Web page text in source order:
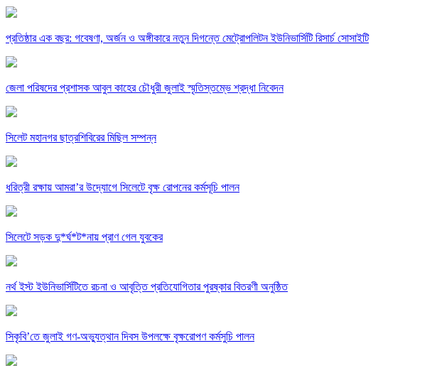
প্রতিষ্ঠার এক বছর: গবেষণা, অর্জন ও অঙ্গীকারে নতুন দিগন্তে মেট্রোপলিটন ইউনিভার্সিটি রিসার্চ সোসাইটি
জেলা পরিষদের প্রশাসক আবুল কাহের চৌধুরী জুলাই স্মৃতিস্তম্ভে শ্রদ্ধা নিবেদন
সিলেট মহানগর ছাত্রশিবিরের মিছিল সম্পন্ন
ধরিত্রী রক্ষায় আমরা’র উদ্যোগে সিলেটে বৃক্ষ রোপনের কর্মসূচি পালন
সিলেটে সড়ক দু*র্ঘ*ট*নায় প্রাণ গেল যুবকের
নর্থ ইস্ট ইউনিভার্সিটিতে রচনা ও আবৃত্তি প্রতিযোগিতার পুরষ্কার বিতরণী অনুষ্ঠিত
সিকৃবি’তে জুলাই গণ-অভ্যুত্থান দিবস উপলক্ষে বৃক্ষরোপণ কর্মসুচি পালন